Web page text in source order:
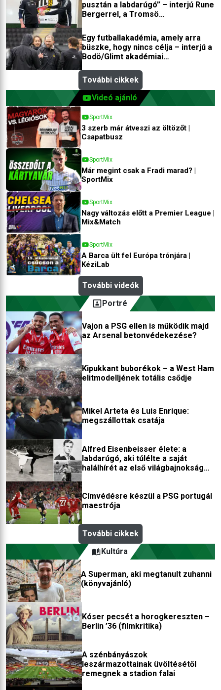
pusztán a labdarúgó” – interjú Rune
Bergerrel, a Tromsö
Egy futballakadémia, amely arra
büszke, hogy nincs célja – interjú a
Bodö/Glimt akadémiai
További cikkek
Videó ajánló
SportMix
3 szerb már átveszi az öltözőt |
Csapatbusz
SportMix
Már megint csak a Fradi marad? |
SportMix
SportMix
Nagy változás előtt a Premier League |
Mix&Match
SportMix
A Barca ült fel Európa trónjára |
KéziLab
További videók
Portré
Vajon a PSG ellen is működik majd
az Arsenal betonvédekezése?
Kipukkant buborékok – a West Ham
elitmodelljének totális csődje
Mikel Arteta és Luis Enrique:
megszállottak csatája
Alfred Eisenbeisser élete: a
labdarúgó, aki túlélte a saját
halálhírét az első világbajnokság
Címvédésre készül a PSG portugál
maestrója
További cikkek
Kultúra
A Superman, aki megtanult zuhanni
(könyvajánló)
Kóser pecsét a horogkereszten –
Berlin ’36 (filmkritika)
A szénbányászok
leszármazottainak üvöltésétől
remegnek a stadion falai